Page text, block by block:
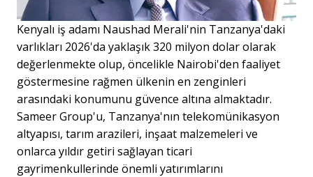
Kenyalı iş adamı Naushad Merali'nin Tanzanya'daki
varlıkları 2026'da yaklaşık 320 milyon dolar olarak
değerlenmekte olup, öncelikle Nairobi'den faaliyet
göstermesine rağmen ülkenin en zenginleri
arasındaki konumunu güvence altına almaktadır.
Sameer Group'u, Tanzanya'nın telekomünikasyon
altyapısı, tarım arazileri, inşaat malzemeleri ve
onlarca yıldır getiri sağlayan ticari
gayrimenkullerinde önemli yatırımlarını